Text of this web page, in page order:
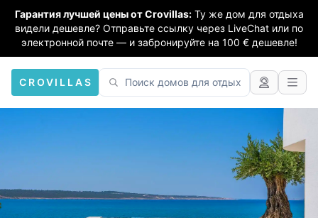
Гарантия лучшей цены от Crovillas: Ту же дом для отдыха
видели дешевле? Отправьте ссылку через LiveChat или по
электронной почте — и забронируйте на 100 € дешевле!
CROVILLAS